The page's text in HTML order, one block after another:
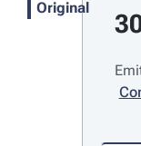
Original